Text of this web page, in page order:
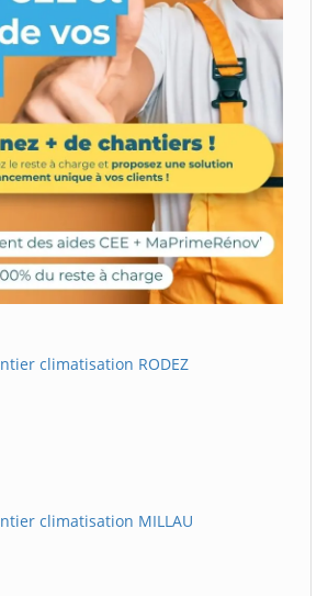
climatisation RODEZ
climatisation MILLAU